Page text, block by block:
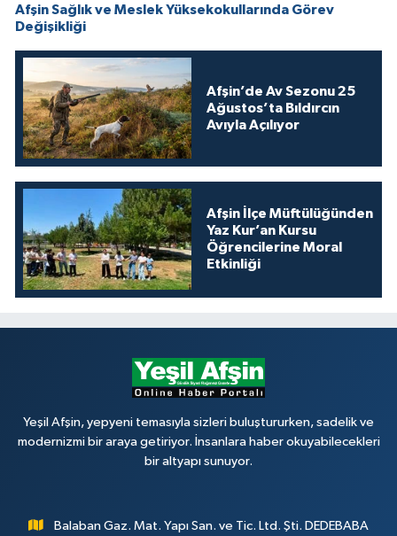
Afşin Sağlık ve Meslek Yüksekokullarında Görev
Değişikliği
Afşin’de Av Sezonu 25
Ağustos’ta Bıldırcın
Avıyla Açılıyor
Afşin İlçe Müftülüğünden
Yaz Kur’an Kursu
Öğrencilerine Moral
Etkinliği
Yeşil Afşin, yepyeni temasıyla sizleri buluştururken, sadelik ve
modernizmi bir araya getiriyor. İnsanlara haber okuyabilecekleri
bir altyapı sunuyor.
Balaban Gaz. Mat. Yapı San. ve Tic. Ltd. Şti. DEDEBABA